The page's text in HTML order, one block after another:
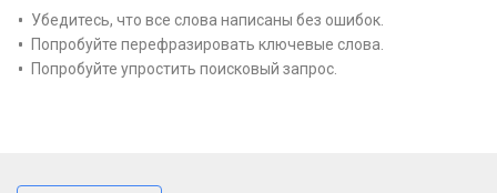
Убедитесь, что все слова написаны без ошибок.
Попробуйте перефразировать ключевые слова.
Попробуйте упростить поисковый запрос.